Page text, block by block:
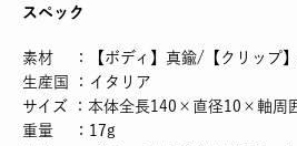
スペック
素材 ：【ボディ】真鍮/【クリップ
生産国 ：イタリア
サイズ ：本体全長140×直径10×軸周
重量 ：17g